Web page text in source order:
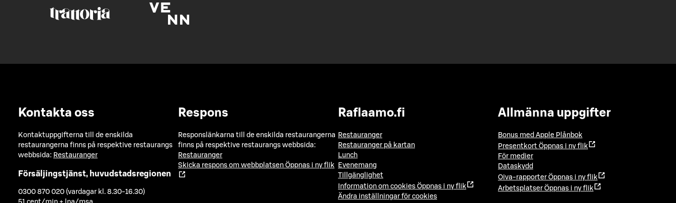
Kontakta oss
Kontaktuppgifterna till de enskilda
restaurangerna finns på respektive restaurangs
webbsida: Restauranger
Försäljingstjänst, huvudstadsregionen
0300 870 020 (vardagar kl. 8.30-16.30)
Respons
Responslänkarna till de enskilda restaurangerna
finns på respektive restaurangs webbsida:
Restauranger
Skicka respons om webbplatsen Öppnas i ny flik
Raflaamo.fi
Restauranger
Restauranger på kartan
Lunch
Evenemang
Tillgänglighet
Information om cookies Öppnas i ny flik
Ändra inställningar för cookies
Allmänna uppgifter
Bonus med Apple Plånbok
Presentkort Öppnas i ny flik
För medier
Dataskydd
Oiva-rapporter Öppnas i ny flik
Arbetsplatser Öppnas i ny flik